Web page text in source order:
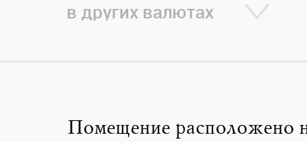
в других валютах
Помещение расположено